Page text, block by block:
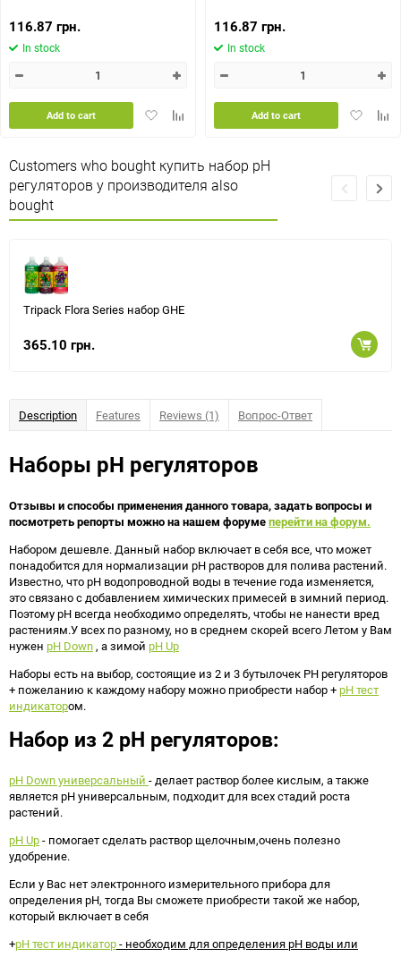
116.87 грн.
In stock
Add
Add
table
Add to cart
116.87 грн.
In stock
Add
Add
Add to cart
Customers who bought купить набор pH
регуляторов у производителя also
bought
Tripack Flora Series набор GHE
365.10 грн.
Description Features Reviews (1) Вопрос-Ответ
Наборы рН регуляторов
Отзывы и способы применения данного товара, задать вопросы и
посмотреть репорты можно на нашем форумеперейти на форум.
Набором дешевле. Данный набор включает в себя все, что может
понадобится для нормализации рН растворов для полива растений.
Известно, что рН водопроводной воды в течение года изменяется,
это связано с добавлением химических примесей в зимний период.
Поэтому рН всегда необходимо определять, чтобы не нанести вред
растениям.У всех по разному, но в среднем скорей всего Летом у Вам
нужен pH Down, а зимой pH Up
Наборы есть на выбор, состоящие из 2 и 3 бутылочек PH регуляторов
+ пожеланию к каждому набору можно приобрести набор +pH тест
индикатором.
Набор из 2 рН регуляторов:
pH Down универсальный - делает раствор более кислым, а также
является рН универсальным, подходит для всех стадий роста
растений.
pH Up- помогает сделать раствор щелочным,очень полезно
удобрение.
Если у Вас нет электронного измерительного прибора для
определения рН, тогда Вы сможете приобрести такой же набор,
который включает в себя
+pH тест индикатор- необходим для определения pH воды или